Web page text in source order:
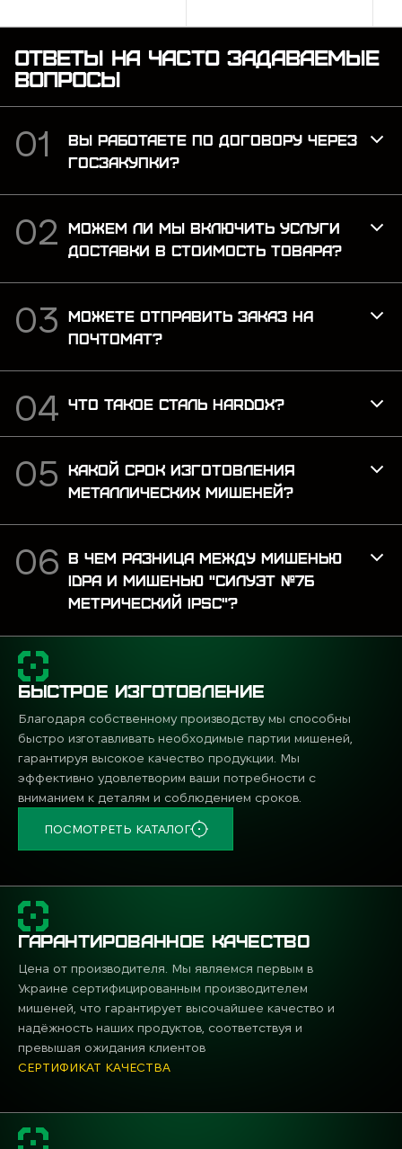
наших тренувань,
максимально
наближена до бойових
тих, хто хоче відточити
ОТВЕТЫ НА ЧАСТО ЗАДАВАЕМЫЕ
ВОПРОСЫ
ВЫ РАБОТАЕТЕ ПО ДОГОВОРУ ЧЕРЕЗ
ГОСЗАКУПКИ?
МОЖЕМ ЛИ МЫ ВКЛЮЧИТЬ УСЛУГИ
ДОСТАВКИ В СТОИМОСТЬ ТОВАРА?
МОЖЕТЕ ОТПРАВИТЬ ЗАКАЗ НА
ПОЧТОМАТ?
ЧТО ТАКОЕ СТАЛЬ HARDOX?
КАКОЙ СРОК ИЗГОТОВЛЕНИЯ
МЕТАЛЛИЧЕСКИХ МИШЕНЕЙ?
В ЧЕМ РАЗНИЦА МЕЖДУ МИШЕНЬЮ
IDPA И МИШЕНЬЮ "СИЛУЭТ №7Б
МЕТРИЧЕСКИЙ IPSC"?
БЫСТРОЕ ИЗГОТОВЛЕНИЕ
Благодаря собственному производству мы способны
быстро изготавливать необходимые партии мишеней,
гарантируя высокое качество продукции. Мы
эффективно удовлетворим ваши потребности с
вниманием к деталям и соблюдением сроков.
ПОСМОТРЕТЬ КАТАЛОГ
ГАРАНТИРОВАННОЕ КАЧЕСТВО
Цена от производителя. Мы являемся первым в
Украине сертифицированным производителем
мишеней, что гарантирует высочайшее качество и
надёжность наших продуктов, соответствуя и
превышая ожидания клиентов
СЕРТИФИКАТ КАЧЕСТВА